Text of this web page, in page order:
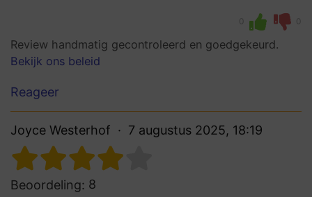
0 0
Review handmatig gecontroleerd en goedgekeurd.
Bekijk ons beleid
Reageer
Joyce Westerhof 7 augustus 2025, 18:19
Beoordeling: 8